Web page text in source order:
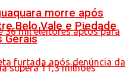
morre após
Belo Vale e Piedade
Gerais